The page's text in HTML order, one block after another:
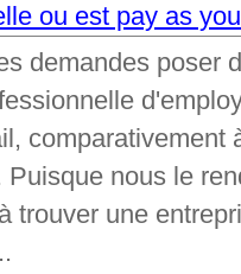
ou est pay as
demandes poser
comparativement
nous le
trouver une